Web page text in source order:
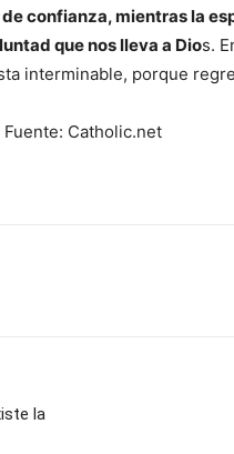
confianza, mientras la
que nos lleva a Dios.
interminable, porque
Fuente: Catholic.net
la